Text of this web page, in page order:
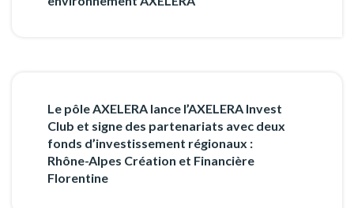
Le pôle AXELERA lance l’AXELERA Invest
Club et signe des partenariats avec deux
fonds d’investissement régionaux :
Rhône-Alpes Création et Financière
Florentine